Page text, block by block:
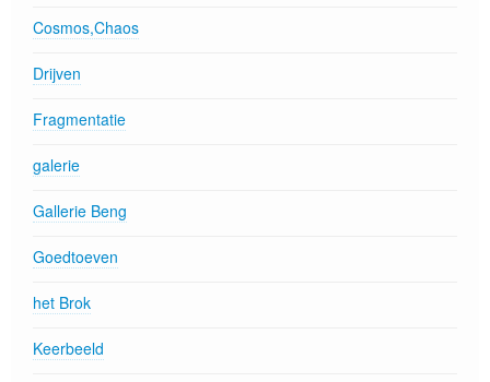
Cosmos,Chaos
Drijven
Fragmentatie
galerie
Gallerie Beng
Goedtoeven
het Brok
Keerbeeld